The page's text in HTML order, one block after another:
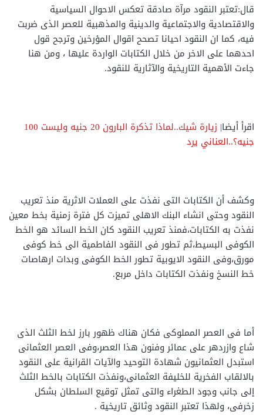
قال:تعتبر النقود مرآة صادقة تعكس الاحوال السياسية
والاقتصادية والاجتماعية والدينية والمذهبية للعصر الذى ضربت
فيه، كما ان النقود احيانا تصحح اقوال المؤرخين وترجح قول
احدهما على الاخر من خلال الكتابات الواردة عليها ، ومن هنا
جاءت الأهمية التاريخية والآثارية للنقود.
اقرأ أيضا|
زيارة شيك..لماذا تذكرة البارون 20 جنيه وليست 100
جنيه؟..العناني يرد
وكشف أن الكتابات التى نفذت على العملات الاثرية منذ تعريب
النقود وحتى انشاء البنك الاهلى تميزت كل فترة زمنية بخط معين
نفذت به الكتابات،فمنذ تعريب النقود كان الخط السائد هو الخط
الكوفى البسيط،ثم تطور فى النقود الفاطمية الى خط كوفى
مورق،وفى النقود الايوبية تطور الخط الكوفى وبدات ارهاصات
خط النسخ ونفذت الكتابات داخل مربع.
أما فى العصر المملوكى فكان هناك ظهور بارز لخط الثلث الذى
شاع وازردهر على عمائر وفنون هذا العصر،وفى العصر العثمانى
استبدل العثمانيون شهادة التوحيد والآيات القرانية على النقود
بالالقاب الفخرية للخليفة العثمانى،ونفذت الكتابات بالخط الثلث
إلى جانب وجود الطغراء والتى تمثل توقيع السلطان بشكل
زخرفى، ولهذا تعتبر النقود وثائق تاريخية .